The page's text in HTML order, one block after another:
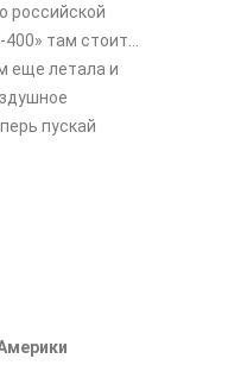
российской
там стоит...
еще летала и
пускай